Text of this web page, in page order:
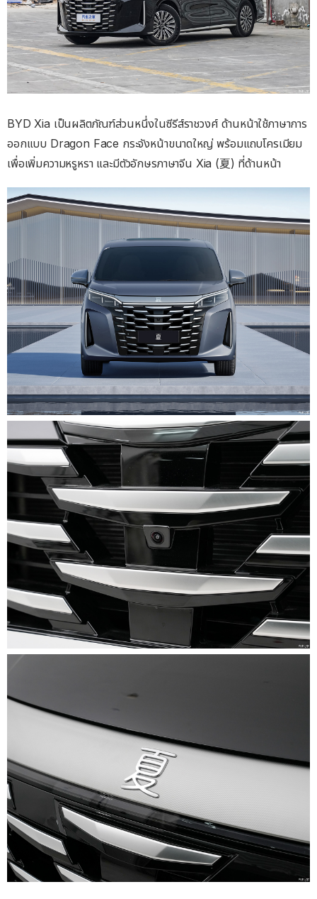
BYD Xia เป็นผลิตภัณฑ์ส่วนหนึ่งในซีรีส์ราชวงศ์ ด้านหน้าใช้ภาษาการ
ออกแบบ Dragon Face กระจังหน้าขนาดใหญ่ พร้อมแถบโครเมียม
เพื่อเพิ่มความหรูหรา และมีตัวอักษรภาษาจีน Xia (夏) ที่ด้านหน้า